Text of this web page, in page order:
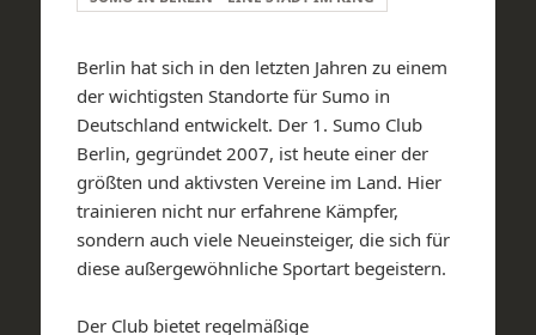
Berlin hat sich in den letzten Jahren zu einem
der wichtigsten Standorte für Sumo in
Deutschland entwickelt. Der 1. Sumo Club
Berlin, gegründet 2007, ist heute einer der
größten und aktivsten Vereine im Land. Hier
trainieren nicht nur erfahrene Kämpfer,
sondern auch viele Neueinsteiger, die sich für
diese außergewöhnliche Sportart begeistern.
Der Club bietet regelmäßige